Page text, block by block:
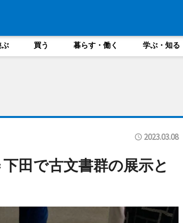
買う 暮らす・働く 学ぶ・知る
2023.03.08
田で古文書群の展示と